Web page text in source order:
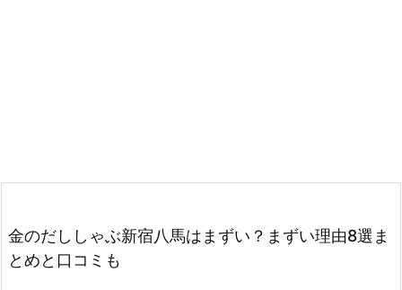
金のだししゃぶ新宿八馬はまずい？まずい理由8選ま
とめと口コミも